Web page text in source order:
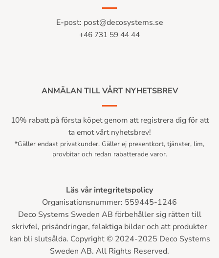
E-post: post@decosystems.se
+46 731 59 44 44
ANMÄLAN TILL VÅRT NYHETSBREV
10% rabatt på första köpet genom att registrera dig för att
ta emot vårt nyhetsbrev!
*Gäller endast privatkunder. Gäller ej presentkort, tjänster, lim,
provbitar och redan rabatterade varor.
Läs vår integritetspolicy
Organisationsnummer: 559445-1246
Deco Systems Sweden AB förbehåller sig rätten till
skrivfel, prisändringar, felaktiga bilder och att produkter
kan bli slutsålda. Copyright © 2024-2025 Deco Systems
Sweden AB. All Rights Reserved.